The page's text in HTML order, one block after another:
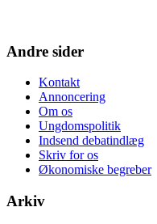
Andre sider
Kontakt
Annoncering
Om os
Ungdomspolitik
Indsend debatindlæg
Skriv for os
Økonomiske begreber
Arkiv